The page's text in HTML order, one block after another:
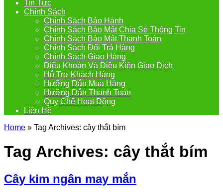
Tin Tức
Chính Sách
Chính Sách Bảo Hành
Chính Sách Bảo Mật Chia Sẻ Thông Tin
Chính Sách Bảo Mật Thanh Toán
Chính Sách Đổi Trả Hàng
Chính Sách Giao Hàng
Điều Khoản Và Điều Kiện Giao Dịch
Hỗ Trợ Khách Hàng
Hưỡng Dẫn Mua Hàng
Hưỡng Dẫn Thanh Toán
Quy Chế Hoạt Động
Liên Hệ
Home » Tag Archives: cây thắt bím
Tag Archives: cây thắt bím
Cây kim ngân may mắn